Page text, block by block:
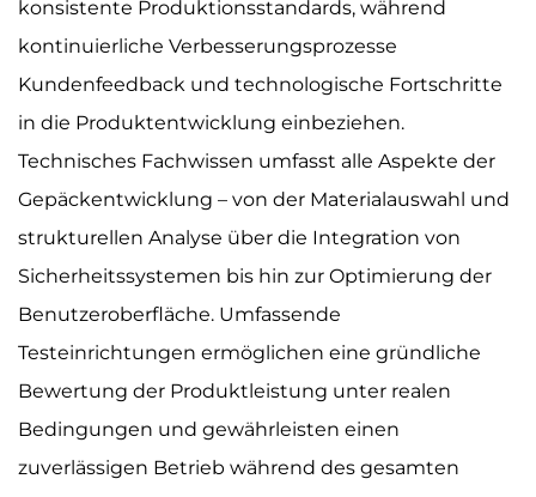
konsistente Produktionsstandards, während
kontinuierliche Verbesserungsprozesse
Kundenfeedback und technologische Fortschritte
in die Produktentwicklung einbeziehen.
Technisches Fachwissen umfasst alle Aspekte der
Gepäckentwicklung – von der Materialauswahl und
strukturellen Analyse über die Integration von
Sicherheitssystemen bis hin zur Optimierung der
Benutzeroberfläche. Umfassende
Testeinrichtungen ermöglichen eine gründliche
Bewertung der Produktleistung unter realen
Bedingungen und gewährleisten einen
zuverlässigen Betrieb während des gesamten